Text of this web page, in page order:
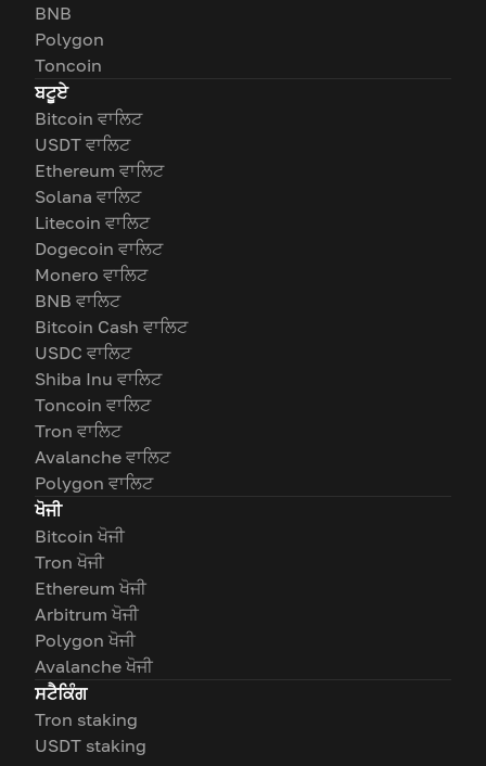
BNB
Polygon
Toncoin
ਬਟੂਏ
Bitcoin ਵਾਲਿਟ
USDT ਵਾਲਿਟ
Ethereum ਵਾਲਿਟ
Solana ਵਾਲਿਟ
Litecoin ਵਾਲਿਟ
Dogecoin ਵਾਲਿਟ
Monero ਵਾਲਿਟ
BNB ਵਾਲਿਟ
Bitcoin Cash ਵਾਲਿਟ
USDC ਵਾਲਿਟ
Shiba Inu ਵਾਲਿਟ
Toncoin ਵਾਲਿਟ
Tron ਵਾਲਿਟ
Avalanche ਵਾਲਿਟ
Polygon ਵਾਲਿਟ
ਖੋਜੀ
Bitcoin ਖੋਜੀ
Tron ਖੋਜੀ
Ethereum ਖੋਜੀ
Arbitrum ਖੋਜੀ
Polygon ਖੋਜੀ
Avalanche ਖੋਜੀ
ਸਟੈਕਿੰਗ
Tron staking
USDT staking